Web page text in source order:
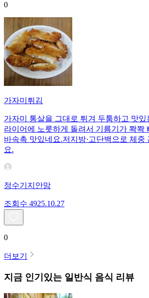
0
가자미튀김
가자미 통살을 그대로 튀겨 두툼하고 맛있
라이어에 노릇하게 돌려서 기름기가 쫙쫙
바속촉 맛있네요.저지방·고단백으로 체중
요.
정수기지안맘
조회수 4925.10.27
0
더보기
지금 인기있는 일반식 음식 리뷰